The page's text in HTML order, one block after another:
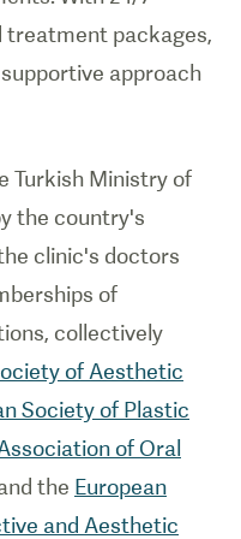
treatment packages,
approach
Turkish Ministry of
the country's
clinic's doctors
of
collectively
of Aesthetic
Society of Plastic
of Oral
the European
and Aesthetic